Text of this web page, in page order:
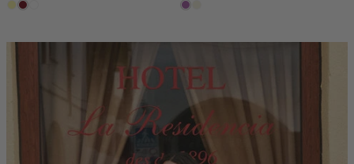
lichtgeel
rood,
lila